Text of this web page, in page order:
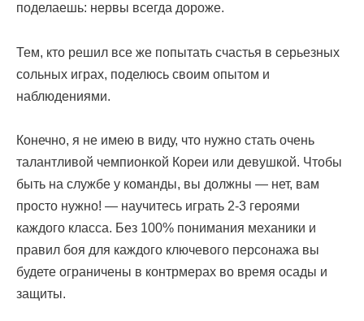
поделаешь: нервы всегда дороже.
Тем, кто решил все же попытать счастья в серьезных
сольных играх, поделюсь своим опытом и
наблюдениями.
Конечно, я не имею в виду, что нужно стать очень
талантливой чемпионкой Кореи или девушкой. Чтобы
быть на службе у команды, вы должны — нет, вам
просто нужно! — научитесь играть 2-3 героями
каждого класса. Без 100% понимания механики и
правил боя для каждого ключевого персонажа вы
будете ограничены в контрмерах во время осады и
защиты.